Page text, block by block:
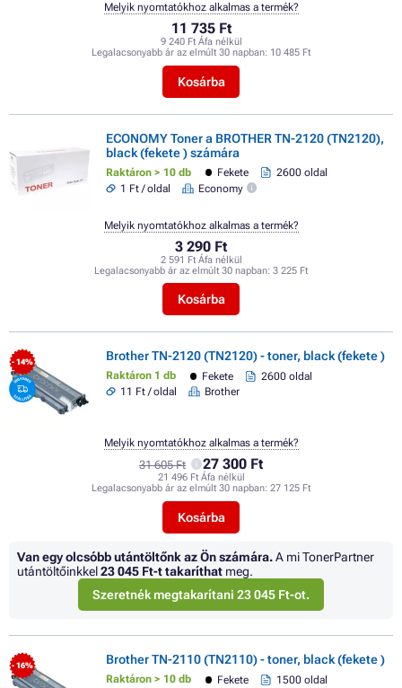
11 735 Ft
9 240 Ft Áfa nélkül
Legalacsonyabb ár az elmúlt 30 napban: 10 485 Ft
Kosárba
Melyik nyomtatókhoz alkalmas a termék?
ECONOMY Toner a BROTHER TN-2120 (TN2120),
black (fekete ) számára
Raktáron > 10 db Fekete
2600 oldal
1 Ft / oldal
Economy
3 290 Ft
2 591 Ft Áfa nélkül
Legalacsonyabb ár az elmúlt 30 napban: 3 225 Ft
Kosárba
Melyik nyomtatókhoz alkalmas a termék?
- 14% Brother TN-2120 (TN2120) - toner, black (fekete )
Raktáron 1 db Fekete
2600 oldal
11 Ft / oldal
Brother
31 605 Ft 27 300 Ft
21 496 Ft Áfa nélkül
Legalacsonyabb ár az elmúlt 30 napban: 27 125 Ft
Kosárba
Melyik nyomtatókhoz alkalmas a termék?
Van egy olcsóbb utántöltőnk az Ön számára.A mi TonerPartner
utántöltőinkkel23 045 Ft-t takaríthat meg.
Szeretnék megtakarítani 23 045 Ft-ot.
- 16% Brother TN-2110 (TN2110) - toner, black (fekete )
Raktáron > 10 db Fekete
1500 oldal